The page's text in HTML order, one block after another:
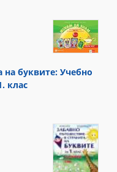
на буквите: Учебно
клас